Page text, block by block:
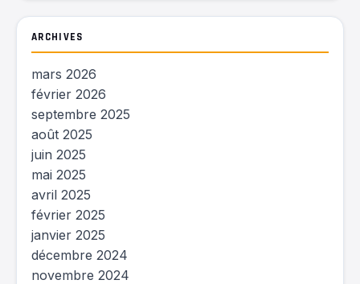
ARCHIVES
mars 2026
février 2026
septembre 2025
août 2025
juin 2025
mai 2025
avril 2025
février 2025
janvier 2025
décembre 2024
novembre 2024